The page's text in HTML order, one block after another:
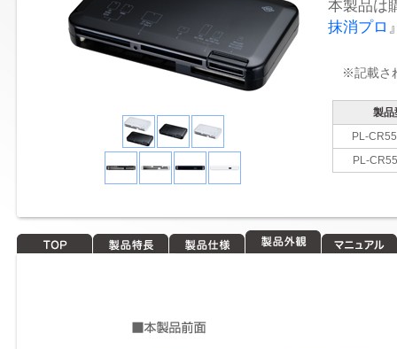
本製品は
抹消プロ
※記載さ
製品
PL-
PL-